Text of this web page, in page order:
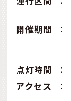
開催期間
：
点灯時間
：
アクセス
：